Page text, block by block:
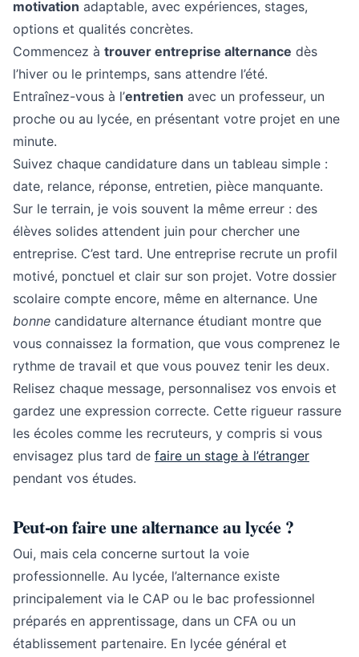
motivation adaptable, avec expériences, stages,
options et qualités concrètes.
Commencez à trouver entreprise alternance dès
l’hiver ou le printemps, sans attendre l’été.
Entraînez-vous à l’entretien avec un professeur, un
proche ou au lycée, en présentant votre projet en une
minute.
Suivez chaque candidature dans un tableau simple :
date, relance, réponse, entretien, pièce manquante.
Sur le terrain, je vois souvent la même erreur : des
élèves solides attendent juin pour chercher une
entreprise. C’est tard. Une entreprise recrute un profil
motivé, ponctuel et clair sur son projet. Votre dossier
scolaire compte encore, même en alternance. Une
bonne candidature alternance étudiant montre que
vous connaissez la formation, que vous comprenez le
rythme de travail et que vous pouvez tenir les deux.
Relisez chaque message, personnalisez vos envois et
gardez une expression correcte. Cette rigueur rassure
les écoles comme les recruteurs, y compris si vous
envisagez plus tard de faire un stage à l’étranger
pendant vos études.
Peut-on faire une alternance au lycée ?
Oui, mais cela concerne surtout la voie
professionnelle. Au lycée, l’alternance existe
principalement via le CAP ou le bac professionnel
préparés en apprentissage, dans un CFA ou un
établissement partenaire. En lycée général et